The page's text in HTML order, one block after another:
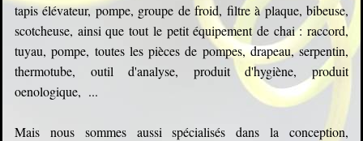
tapis élévateur, pompe, groupe de froid, filtre à plaque, bibeuse,
scotcheuse, ainsi que tout le petit équipement de chai : raccord,
tuyau, pompe, toutes les pièces de pompes, drapeau, serpentin,
thermotube, outil d'analyse, produit d'hygiène, produit
oenologique, ...
Mais nous sommes aussi spécialisés dans la conception,